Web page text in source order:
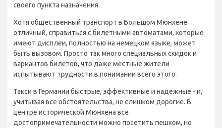
своего пункта назначения.
Хотя общественный транспорт в Большом Мюнхене
отличный, справиться с билетными автоматами, которые
имеют дисплеи, полностью на немецком языке, может
быть вызовом. Просто так много специальных скидок и
вариантов билетов, что даже местные жители
испытывают трудности в понимании всего этого.
Такси в Германии быстрые, эффективные и надежные - и,
учитывая все обстоятельства, не слишком дорогие. В
центре исторической Мюнхена все
достопримечательности можно посетить пешком, но